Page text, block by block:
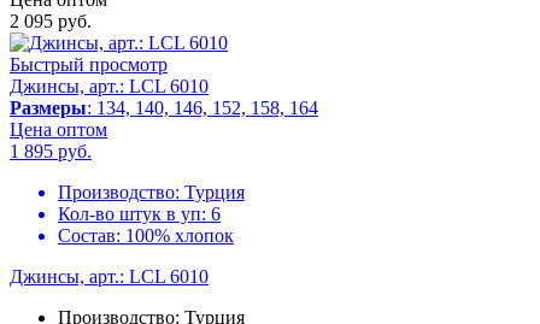
2 095 руб.
Быстрый просмотр
Джинсы, арт.: LCL 6010
Размеры: 134, 140, 146, 152, 158, 164
Цена оптом
1 895 руб.
Производство: Турция
Кол-во штук в уп: 6
Состав: 100% хлопок
Джинсы, арт.: LCL 6010
Производство: Турция